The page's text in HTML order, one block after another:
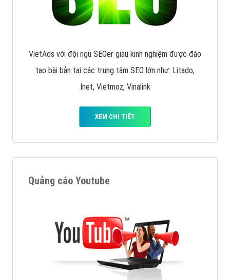
VietAds với đội ngũ SEOer giàu kinh nghiệm được đào
tạo bài bản tại các trung tâm SEO lớn như: Litado,
Inet, Vietmoz, Vinalink
XEM CHI TIẾT
Quảng cáo Youtube